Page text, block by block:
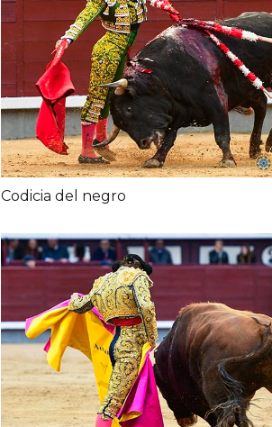
Codicia del negro